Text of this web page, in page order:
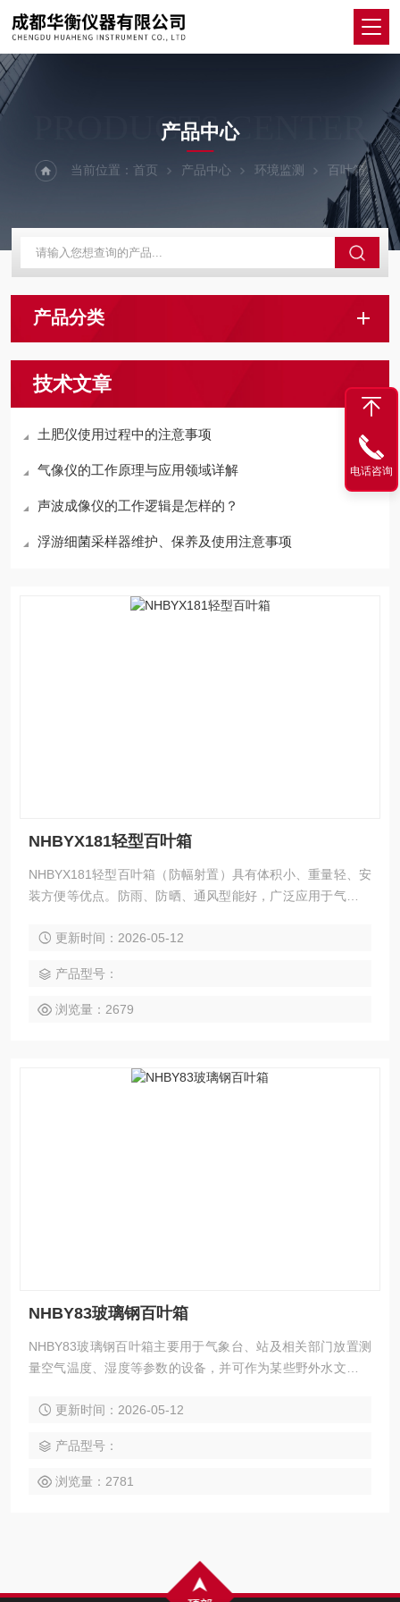
PRODUCTS CENTER
产品中心
当前位置： 首页 产品中心 环境监测 百叶箱
产品分类
技术文章
土肥仪使用过程中的注意事项
气像仪的工作原理与应用领域详解
声波成像仪的工作逻辑是怎样的？
浮游细菌采样器维护、保养及使用注意事项
NHBYX181轻型百叶箱
NHBYX181轻型百叶箱（防幅射置）具有体积小、重量轻、安
装方便等优点。防雨、防晒、通风型能好，广泛应用于气象、
更新时间：2026-05-12
产品型号：
浏览量：2679
NHBY83玻璃钢百叶箱
NHBY83玻璃钢百叶箱主要用于气象台、站及相关部门放置测
量空气温度、湿度等参数的设备，并可作为某些野外水文气象
更新时间：2026-05-12
产品型号：
浏览量：2781
电话咨询